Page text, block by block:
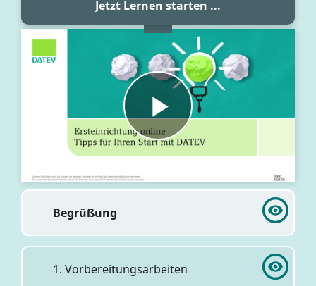
Begrüßung
1. Vorbereitungsarbeiten